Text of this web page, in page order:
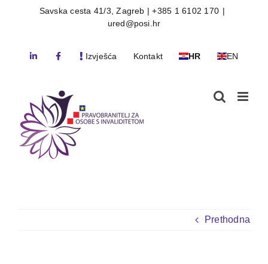
Savska cesta 41/3, Zagreb | +385 1 6102 170 |
ured@posi.hr
Izvješća Kontakt HR EN
Prethodna